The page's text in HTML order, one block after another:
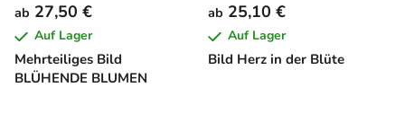
Mehrteiliges Bild
BLÜHENDE BLUMEN
ab 27,50 €
Auf Lager
Bild Herz in der Blüte
ab 25,10 €
Auf Lager